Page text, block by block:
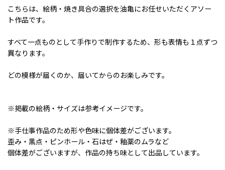
こちらは、絵柄・焼き具合の選択を油亀にお任せいただくアソー
ト作品です。
すべて一点ものとして手作りで制作するため、形も表情も１点ずつ
異なります。
どの模様が届くのか、届いてからのお楽しみです。
※掲載の絵柄・サイズは参考イメージです。
※手仕事作品のため形や色味に個体差がございます。
歪み・黒点・ピンホール・石はぜ・釉薬のムラなど
個体差がございますが、作品の持ち味として出品しています。